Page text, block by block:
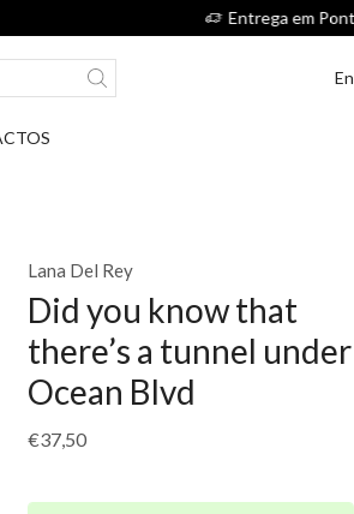
Lana Del Rey
Did you know that
there’s a tunnel under
Ocean Blvd
€37,50